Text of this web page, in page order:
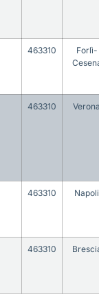
463310
Forlì-
463310
463310 Napoli
463310